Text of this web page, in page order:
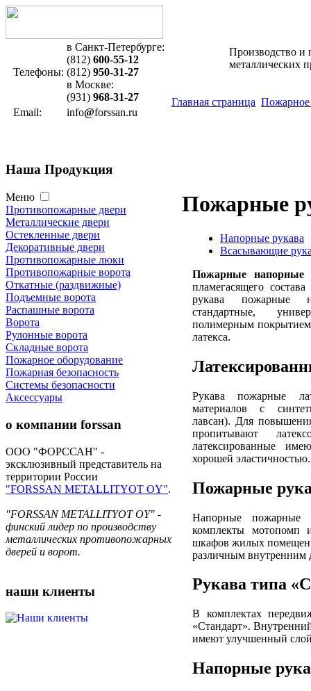
Телефоны:
в Санкт-Петербурге:
(812) 600-55-12
(812) 950-31-27
в Москве:
(931) 968-31-27
Email:
info@forssan.ru
Производство и
металлических
Главная страница Пожарное
Наша Продукция
Меню
Противопожарные двери
Металлические двери
Остекленные двери
Декоративные двери
Противопожарные люки
Противопожарные ворота
Откатные (раздвижные)
Подъемные ворота
Распашные ворота
Ворота
Рулонные ворота
Складные ворота
Пожарное оборудование
Пожарная безопасность
Системы безопасности
Аксессуары
о компании forssan
ООО "ФОРССАН" -
эксклюзивный представитель на
территории России
"FORSSAN METALLITYOT OY".
"FORSSAN METALLITYOT OY" -
финский лидер по производству
металлических противопожарных
дверей и ворот.
наши клиенты
Пожарные
Напорные рукава
Всасывающие
Пожарные напорные
пламегасящего
рукава пожарные
стандартные,
полимерным
латекса.
Рукава пожарные
материалов с
лавсан). Для
пропитывают
латексированные
хорошей эластичностью.
Пожарные
Напорные пожарные
комплекты мотопомп
шкафов жилых
различным внутренним
Рукава типа
В комплектах
«Стандарт».
имеют улучшенный
Напорные